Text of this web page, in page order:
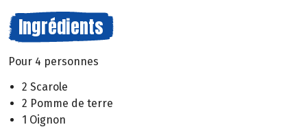
Ingrédients
Pour 4 personnes
2 Scarole
2 Pomme de terre
1 Oignon